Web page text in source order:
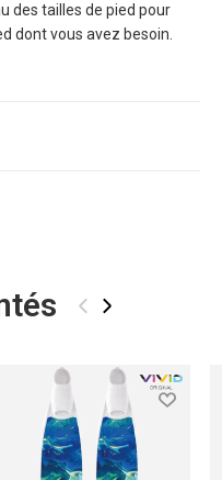
des tailles de pied pour
dont vous avez besoin.
‹ ›